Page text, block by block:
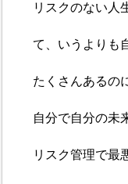
リスクのない人
て、いうよりも
たくさんあるの
自分で自分の未
リスク管理で最